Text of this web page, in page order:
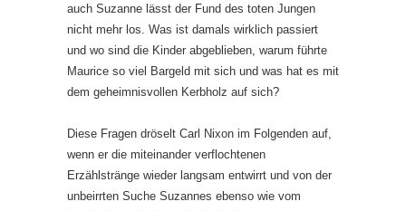
auch Suzanne lässt der Fund des toten Jungen
nicht mehr los. Was ist damals wirklich passiert
und wo sind die Kinder abgeblieben, warum führte
Maurice so viel Bargeld mit sich und was hat es mit
dem geheimnisvollen Kerbholz auf sich?
Diese Fragen dröselt Carl Nixon im Folgenden auf,
wenn er die miteinander verflochtenen
Erzählstränge wieder langsam entwirrt und von der
unbeirrten Suche Suzannes ebenso wie vom